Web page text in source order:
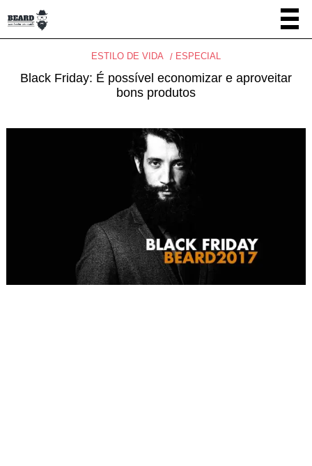
ESTILO DE VIDA ESPECIAL
Black Friday: É possível economizar e aproveitar
bons produtos